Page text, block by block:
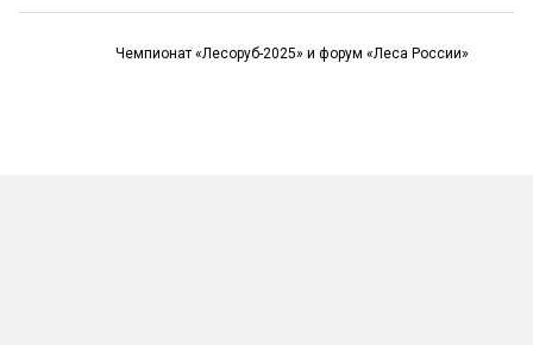
Чемпионат «Лесоруб-2025» и форум «Леса России»